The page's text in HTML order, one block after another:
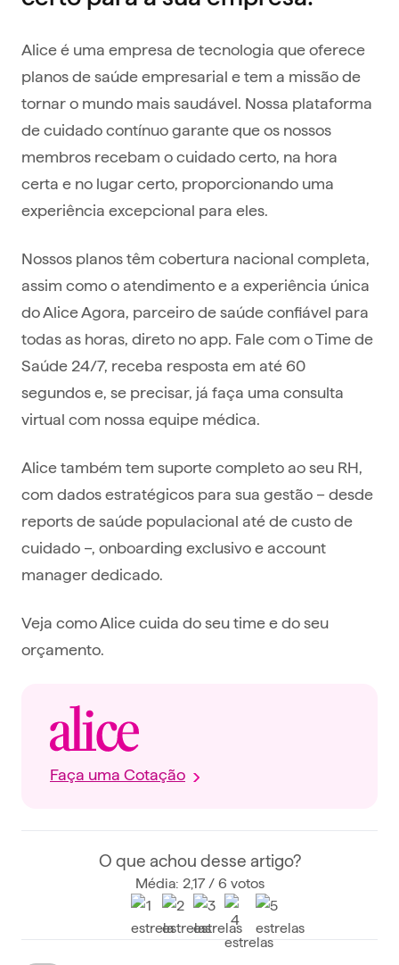
Alice é uma empresa de tecnologia que oferece
planos de saúde empresarial e tem a missão de
tornar o mundo mais saudável. Nossa plataforma
de cuidado contínuo garante que os nossos
membros recebam o cuidado certo, na hora
certa e no lugar certo, proporcionando uma
experiência excepcional para eles.
Nossos planos têm cobertura nacional completa,
assim como o atendimento e a experiência única
do Alice Agora, parceiro de saúde confiável para
todas as horas, direto no app. Fale com o Time de
Saúde 24/7, receba resposta em até 60
segundos e, se precisar, já faça uma consulta
virtual com nossa equipe médica.
Alice também tem suporte completo ao seu RH,
com dados estratégicos para sua gestão – desde
reports de saúde populacional até de custo de
cuidado –, onboarding exclusivo e account
manager dedicado.
Veja como Alice cuida do seu time e do seu
orçamento.
Faça uma Cotação
O que achou desse artigo?
Média: 2,17 / 6 votos